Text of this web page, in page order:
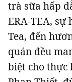
trà sữa hấp
ERA-TEA, sự
Tea, đến
quán đều
biệt cho thực